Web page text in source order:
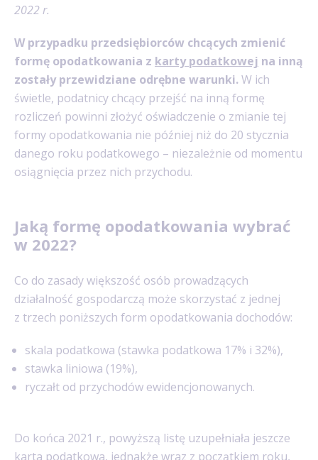
2022 r.
W przypadku przedsiębiorców chcących zmienić
formę opodatkowania z karty podatkowej na inną
zostały przewidziane odrębne warunki.W ich
świetle, podatnicy chcący przejść na inną formę
rozliczeń powinni złożyć oświadczenie o zmianie tej
formy opodatkowania nie później niż do 20 stycznia
danego roku podatkowego – niezależnie od momentu
osiągnięcia przez nich przychodu.
Jaką formę opodatkowania wybrać
w 2022?
Co do zasady większość osób prowadzących
działalność gospodarczą może skorzystać z jednej
z trzech poniższych form opodatkowania dochodów:
skala podatkowa (stawka podatkowa 17% i 32%),
stawka liniowa (19%),
ryczałt od przychodów ewidencjonowanych.
Do końca 2021 r., powyższą listę uzupełniała jeszcze
karta podatkowa, jednakże wraz z początkiem roku,